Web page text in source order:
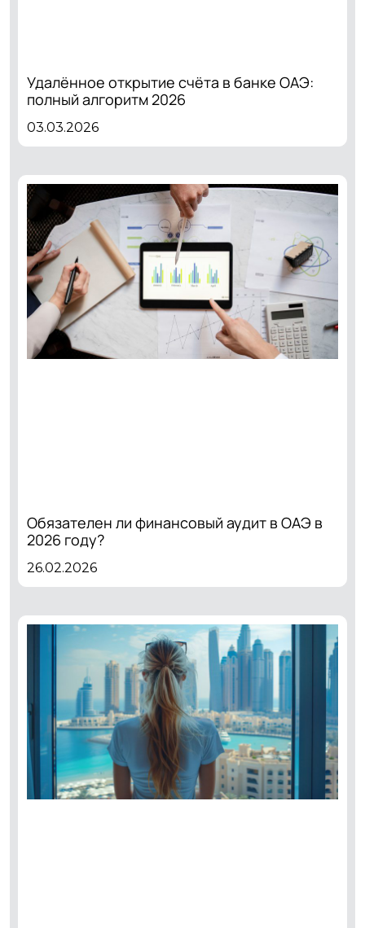
Удалённое открытие счёта в банке ОАЭ:
полный алгоритм 2026
03.03.2026
Обязателен ли финансовый аудит в ОАЭ в
2026 году?
26.02.2026